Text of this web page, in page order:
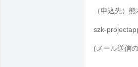
（申込先）
szk-
(メール送信